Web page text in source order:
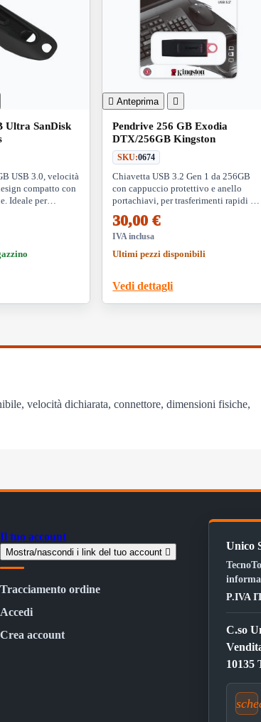
Ultra SanDisk
USB 3.0, velocità
compatto con
Ideale per
AES a 128 bit
 Anteprima 
Pendrive 256 GB Exodia
DTX/256GB Kingston
SKU:0674
Chiavetta USB 3.2 Gen 1 da 256GB
con cappuccio protettivo e anello
portachiavi, per trasferimenti rapidi e
30,00 €
IVA inclusa
Ultimi pezzi disponibili
Vedi dettagli
velocità dichiarata, connettore, dimensioni fisiche,
Il tuo account
Mostra/nascondi i link del tuo account 
Tracciamento ordine
Accedi
Crea account
Unico
P.IVA
C.so
10135